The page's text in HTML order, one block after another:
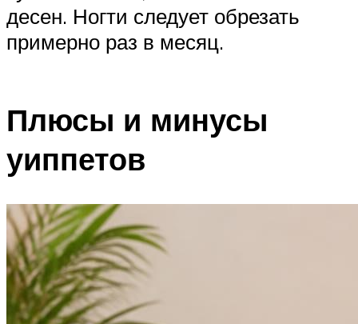
десен. Ногти следует обрезать
примерно раз в месяц.
Плюсы и минусы
уиппетов